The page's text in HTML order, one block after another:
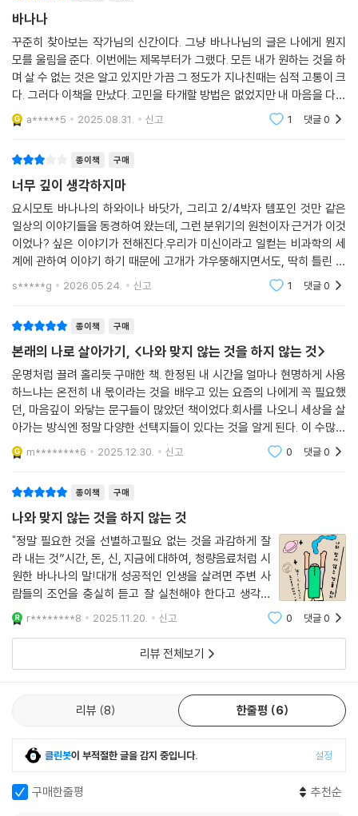
바나나
꾸준히 찾아보는 작가님의 신간이다. 그냥 바나나님의 글은 나에게 뭔지
모를 울림을 준다. 이번에는 제목부터가 그랬다. 모든 내가 원하는 것을 하
며 살 수 없는 것은 알고 있지만 가끔 그 정도가 지나친때는 심적 고통이 크
다. 그러다 이책을 만났다. 고민을 타개할 방법은 없었지만 내 마음을 다스
릴 방법은 배웠다.
a*****5 2025.08.31. 신고 1 댓글0
종이책 구매
너무 깊이 생각하지마
요시모토 바나나의 하와이나 바닷가, 그리고 2/4박자 템포인 것만 같은
일상의 이야기들을 동경하여 왔는데, 그런 분위기의 원천이자 근거가 이것
이었나? 싶은 이야기가 전해진다.우리가 미신이라고 일컫는 비과학의 세
계에 관하여 이야기 하기 때문에 고개가 갸우뚱해지면서도, 딱히 틀린 이
야기는 없어서 읽어 나아가는데 제약이 될 만큼 거슬리지는 않았다. 그럼
에도 불구하고 독자들
s*****g 2026.05.24. 신고 1 댓글0
종이책 구매
본래의 나로 살아가기, <나와 맞지 않는 것을 하지 않는 것>
운명처럼 끌려 홀리듯 구매한 책. 한정된 내 시간을 얼마나 현명하게 사용
하느냐는 온전히 내 몫이라는 것을 배우고 있는 요즘의 나에게 꼭 필요했
던, 마음깊이 와닿는 문구들이 많았던 책이었다.회사를 나오니 세상을 살
아가는 방식엔 정말 다양한 선택지들이 있다는 것을 알게 된다. 이 수많은
선택지들은 때로는 설렘으로, 때로는 불안으로 찾아온다. 직장을 다닐 때
는 하루하루의 To
m********6 2025.12.30. 신고 0 댓글0
종이책 구매
나와 맞지 않는 것을 하지 않는 것
"정말 필요한 것을 선별하고필요 없는 것을 과감하게 잘
라 내는 것”시간, 돈, 신, 지금에 대하여, 청량음료처럼 시
원한 바나나의 말!대개 성공적인 인생을 살려면 주변 사
람들의 조언을 충실히 듣고 잘 실천해야 한다고 생각한
다. 정말 부모나 선배, 선생, 유명한 사람의 말대로 살면 무
조건 성공적인 인생을 살 수 있는 걸까?“나와 맞지 않는
것을 하다 보면 점점 더 어긋납니다. 계속
r********8 2025.11.20. 신고 0 댓글0
리뷰 전체보기
리뷰 8 한줄평 6
클린봇이 부적절한 글을 감지 중입니다. 설정
구매한줄평 추천순